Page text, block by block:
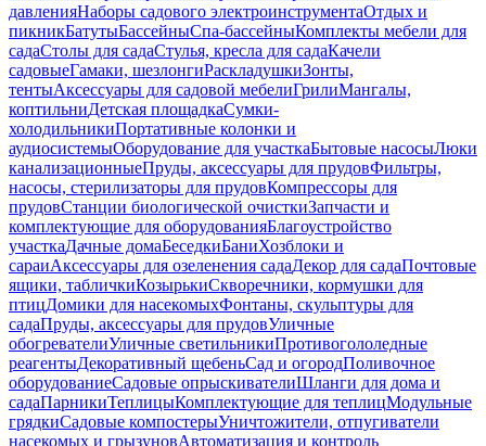
давленияНаборы садового электроинструментаОтдых и
пикникБатутыБассейныСпа-бассейныКомплекты мебели для
садаСтолы для садаСтулья, кресла для садаКачели
садовыеГамаки, шезлонгиРаскладушкиЗонты,
тентыАксессуары для садовой мебелиГрилиМангалы,
коптильниДетская площадкаСумки-
холодильникиПортативные колонки и
аудиосистемыОборудование для участкаБытовые насосыЛюки
канализационныеПруды, аксессуары для прудовФильтры,
насосы, стерилизаторы для прудовКомпрессоры для
прудовСтанции биологической очисткиЗапчасти и
комплектующие для оборудованияБлагоустройство
участкаДачные домаБеседкиБаниХозблоки и
сараиАксессуары для озеленения садаДекор для садаПочтовые
ящики, табличкиКозырькиСкворечники, кормушки для
птицДомики для насекомыхФонтаны, скульптуры для
садаПруды, аксессуары для прудовУличные
обогревателиУличные светильникиПротивогололедные
реагентыДекоративный щебеньСад и огородПоливочное
оборудованиеСадовые опрыскивателиШланги для дома и
садаПарникиТеплицыКомплектующие для теплицМодульные
грядкиСадовые компостерыУничтожители, отпугиватели
насекомых и грызуновАвтоматизация и контроль